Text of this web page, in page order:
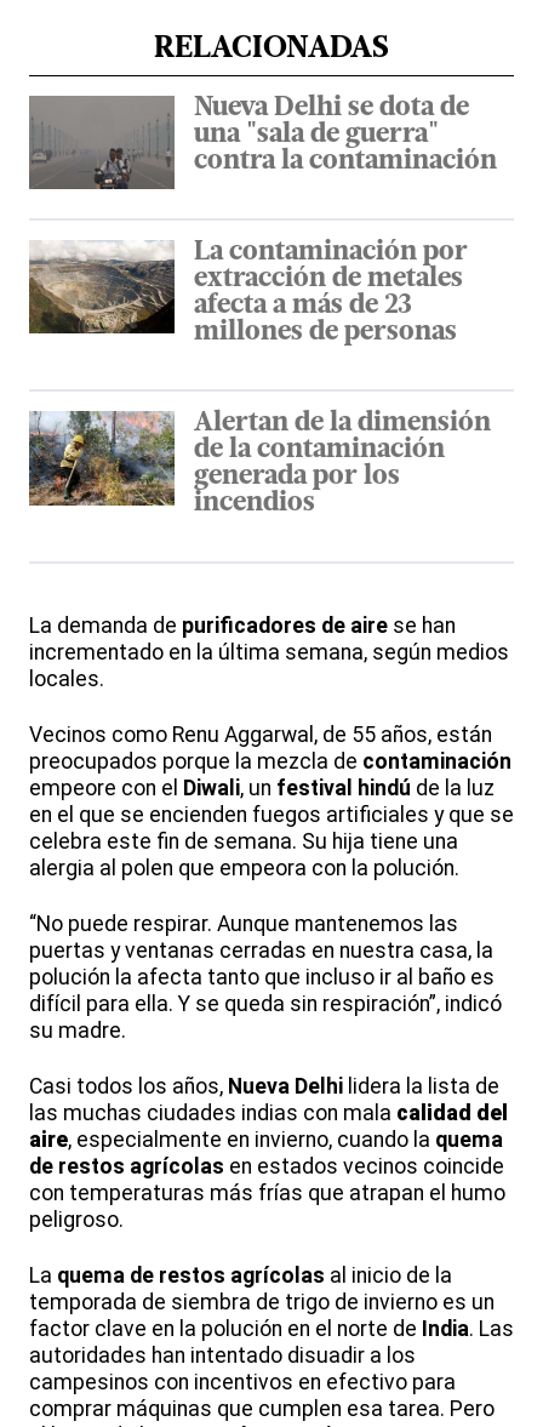
RELACIONADAS
Nueva Delhi se dota de
una "sala de guerra"
contra la contaminación
La contaminación por
extracción de metales
afecta a más de 23
millones de personas
Alertan de la dimensión
de la contaminación
generada por los
incendios
La demanda de purificadores de aire se han
incrementado en la última semana, según medios
locales.
Vecinos como Renu Aggarwal, de 55 años, están
preocupados porque la mezcla de contaminación
empeore con el Diwali, un festival hindú de la luz
en el que se encienden fuegos artificiales y que se
celebra este fin de semana. Su hija tiene una
alergia al polen que empeora con la polución.
“No puede respirar. Aunque mantenemos las
puertas y ventanas cerradas en nuestra casa, la
polución la afecta tanto que incluso ir al baño es
difícil para ella. Y se queda sin respiración”, indicó
su madre.
Casi todos los años, Nueva Delhi lidera la lista de
las muchas ciudades indias con mala calidad del
aire, especialmente en invierno, cuando la quema
de restos agrícolas en estados vecinos coincide
con temperaturas más frías que atrapan el humo
peligroso.
La quema de restos agrícolas al inicio de la
temporada de siembra de trigo de invierno es un
factor clave en la polución en el norte de India. Las
autoridades han intentado disuadir a los
campesinos con incentivos en efectivo para
comprar máquinas que cumplen esa tarea. Pero